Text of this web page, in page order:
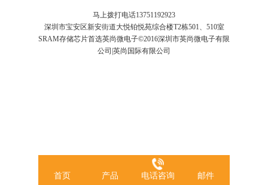
马上拨打电话13751192923
深圳市宝安区新安街道大悦铂悦苑综合楼T2栋501、510室
SRAM存储芯片首选英尚微电子©2016深圳市英尚微电子有限
公司|英尚国际有限公司
首页 产品 电话咨询 邮件